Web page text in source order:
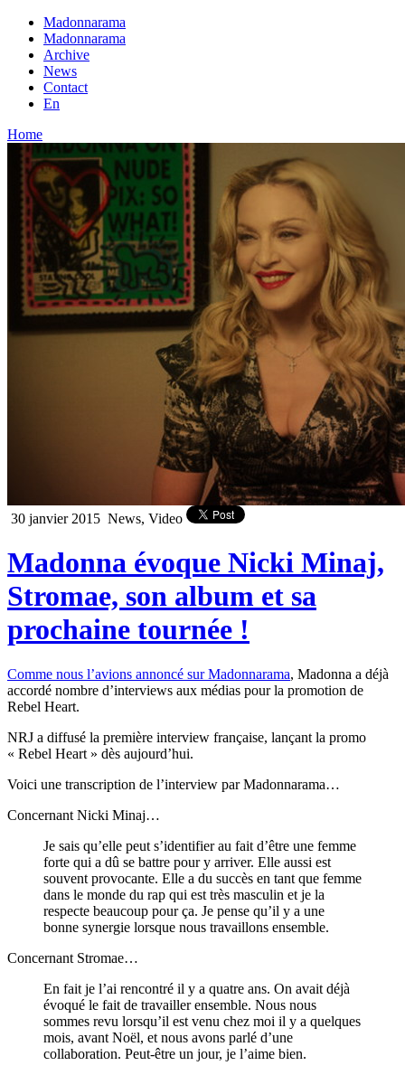
Madonnarama
Madonnarama
Archive
News
Contact
En
Home
30 janvier 2015 News, Video
Madonna évoque Nicki Minaj,
Stromae, son album et sa
prochaine tournée !
Comme nous l’avions annoncé sur Madonnarama, Madonna a déjà
accordé nombre d’interviews aux médias pour la promotion de
Rebel Heart.
NRJ a diffusé la première interview française, lançant la promo
« Rebel Heart » dès aujourd’hui.
Voici une transcription de l’interview par Madonnarama…
Concernant Nicki Minaj…
Je sais qu’elle peut s’identifier au fait d’être une femme
forte qui a dû se battre pour y arriver. Elle aussi est
souvent provocante. Elle a du succès en tant que femme
dans le monde du rap qui est très masculin et je la
respecte beaucoup pour ça. Je pense qu’il y a une
bonne synergie lorsque nous travaillons ensemble.
Concernant Stromae…
En fait je l’ai rencontré il y a quatre ans. On avait déjà
évoqué le fait de travailler ensemble. Nous nous
sommes revu lorsqu’il est venu chez moi il y a quelques
mois, avant Noël, et nous avons parlé d’une
collaboration. Peut-être un jour, je l’aime bien.